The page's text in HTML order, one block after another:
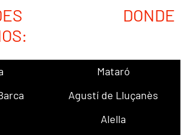
DONDE
Mataró
Agustí de Lluçanès
Alella